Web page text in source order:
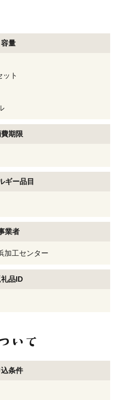
容量
ット
期限
ギー品目
業者
工センター
品ID
条件